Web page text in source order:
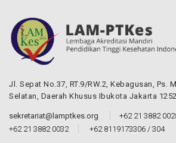
Jl. Sepat No.37, RT.9/RW.2, Kebagusan, Ps.
Selatan, Daerah Khusus Ibukota Jakarta
sekretariat@lamptkes.org
+62 21 3882
+62 21 3882 0032
+62 8119173306 / 304